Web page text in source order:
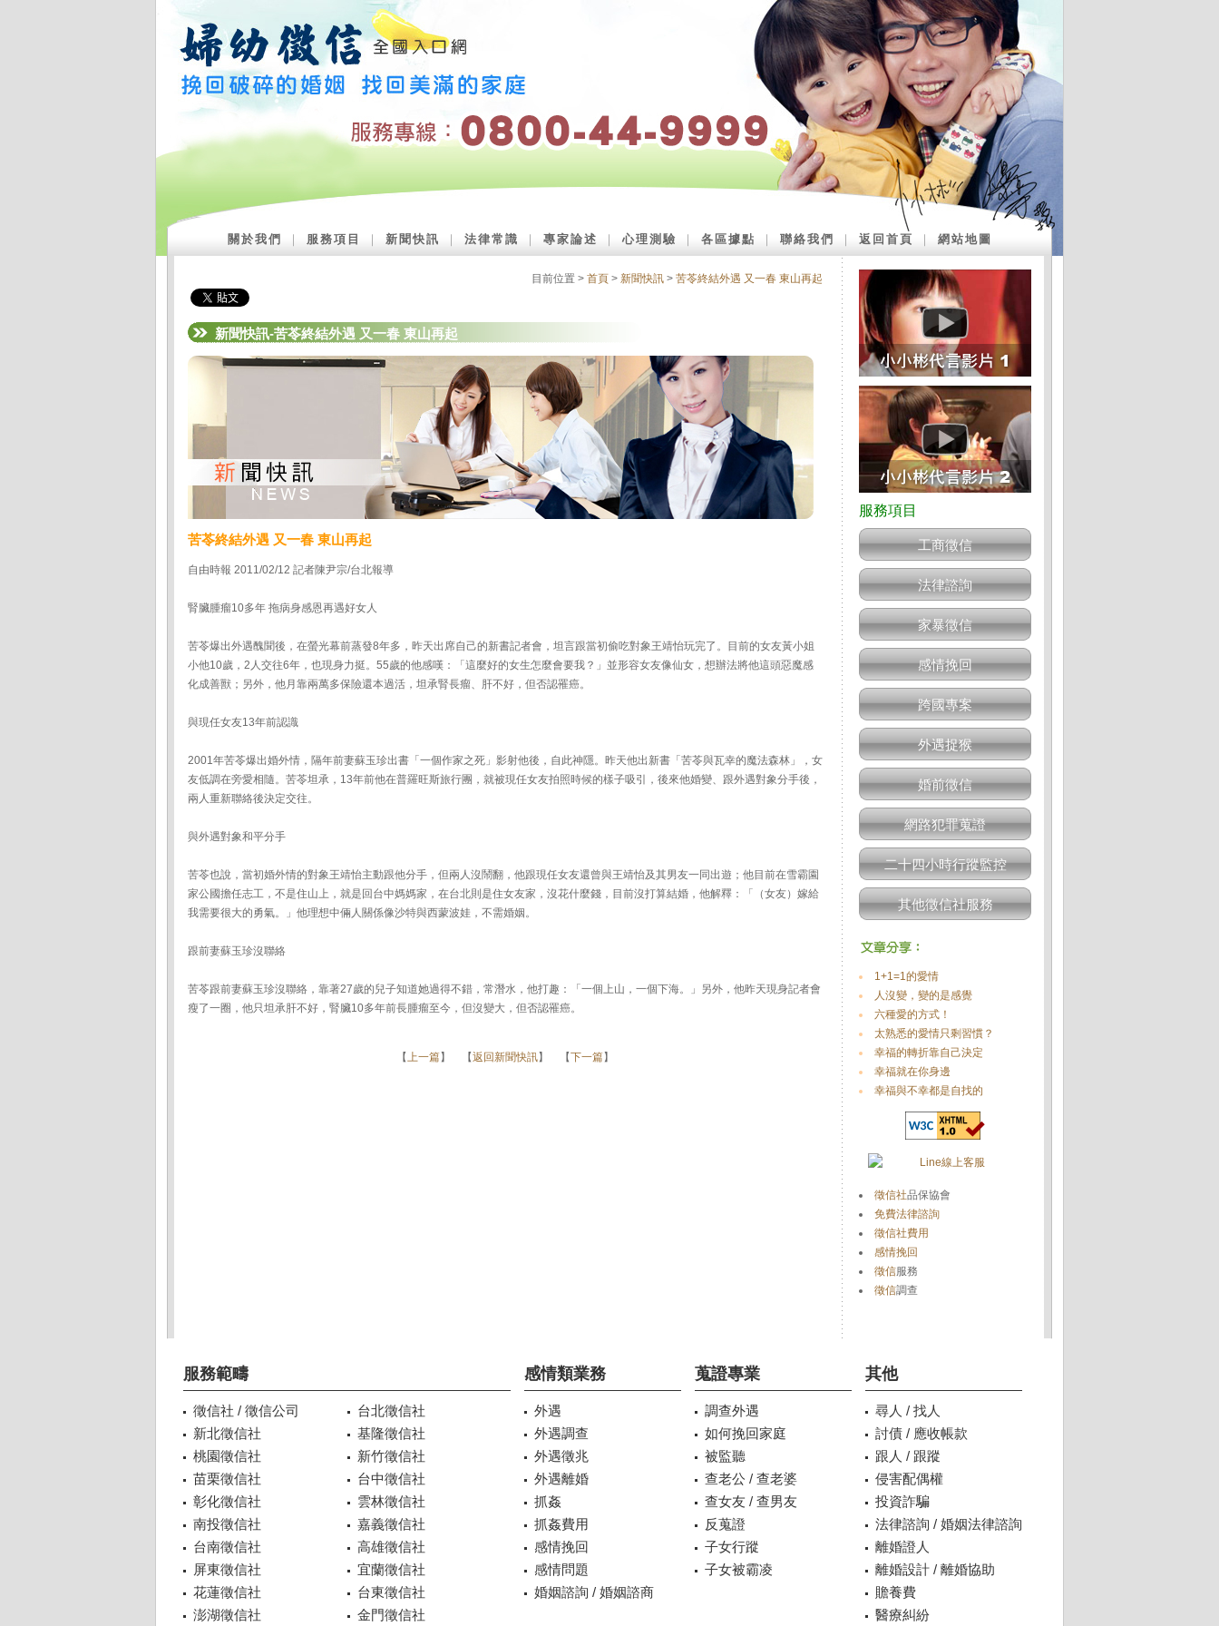
關於我們 服務項目 新聞快訊 法律常識 專家論述 ｜心理測驗 各區據點 聯絡我們 返回首頁 網站地圖
目前位置 > 首頁 > 新聞快訊 > 苦苓終結外遇 又一春 東山再起
新聞快訊-苦苓終結外遇 又一春 東山再起
苦苓終結外遇 又一春 東山再起
自由時報 2011/02/12 記者陳尹宗/台北報導
腎臟腫瘤10多年 拖病身感恩再遇好女人
苦苓爆出外遇醜聞後，在螢光幕前蒸發8年多，昨天出席自己的新書記者會，坦言跟當初偷吃對象王靖怡玩完了。目前的女友黃小姐
小他10歲，2人交往6年，也現身力挺。55歲的他感嘆：「這麼好的女生怎麼會要我？」並形容女友像仙女，想辦法將他這頭惡魔感
化成善獸；另外，他月靠兩萬多保險還本過活，坦承腎長瘤、肝不好，但否認罹癌。
與現任女友13年前認識
2001年苦苓爆出婚外情，隔年前妻蘇玉珍出書「一個作家之死」影射他後，自此神隱。昨天他出新書「苦苓與瓦幸的魔法森林」，女
友低調在旁愛相隨。苦苓坦承，13年前他在普羅旺斯旅行團，就被現任女友拍照時候的樣子吸引，後來他婚變、跟外遇對象分手後，
兩人重新聯絡後決定交往。
與外遇對象和平分手
苦苓也說，當初婚外情的對象王靖怡主動跟他分手，但兩人沒鬧翻，他跟現任女友還曾與王靖怡及其男友一同出遊；他目前在雪霸園
家公國擔任志工，不是住山上，就是回台中媽媽家，在台北則是住女友家，沒花什麼錢，目前沒打算結婚，他解釋：「（女友）嫁給
我需要很大的勇氣。」他理想中倆人關係像沙特與西蒙波娃，不需婚姻。
跟前妻蘇玉珍沒聯絡
苦苓跟前妻蘇玉珍沒聯絡，靠著27歲的兒子知道她過得不錯，常潛水，他打趣：「一個上山，一個下海。」另外，他昨天現身記者會
瘦了一圈，他只坦承肝不好，腎臟10多年前長腫瘤至今，但沒變大，但否認罹癌。
【上一篇】 【返回新聞快訊】 【下一篇】
工商徵信
法律諮詢
家暴徵信
感情挽回
跨國專案
外遇捉猴
婚前徵信
網路犯罪蒐證
二十四小時行蹤監控
其他徵信社服務
1+1=1的愛情
人沒變，變的是感覺
六種愛的方式！
太熟悉的愛情只剩習慣？
幸福的轉折靠自己決定
幸福就在你身邊
幸福與不幸都是自找的
徵信社品保協會
免費法律諮詢
徵信社費用
感情挽回
徵信服務
徵信調查
服務範疇
徵信社 / 徵信公司
台北徵信社
新北徵信社
基隆徵信社
桃園徵信社
新竹徵信社
苗栗徵信社
台中徵信社
彰化徵信社
雲林徵信社
南投徵信社
嘉義徵信社
台南徵信社
高雄徵信社
屏東徵信社
宜蘭徵信社
花蓮徵信社
台東徵信社
澎湖徵信社
金門徵信社
感情類業務
外遇
外遇調查
外遇徵兆
外遇離婚
抓姦
抓姦費用
感情挽回
感情問題
婚姻諮詢 / 婚姻諮商
蒐證專業
調查外遇
如何挽回家庭
被監聽
查老公 / 查老婆
查女友 / 查男友
反蒐證
子女行蹤
子女被霸凌
其他
尋人 / 找人
討債 / 應收帳款
跟人 / 跟蹤
侵害配偶權
投資詐騙
法律諮詢 / 婚姻法律諮詢
離婚證人
離婚設計 / 離婚協助
贍養費
醫療糾紛